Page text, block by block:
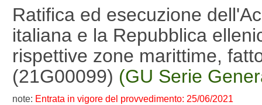
Ratifica ed esecuzione
italiana e la Repubblica
rispettive zone marittime,
(21G00099) (GU Serie
note: Entrata in vigore del provvedimento: 25/06/2021